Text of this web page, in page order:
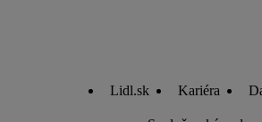
Lidl.sk Kariéra
účely. Ďalšie informácie vrátane